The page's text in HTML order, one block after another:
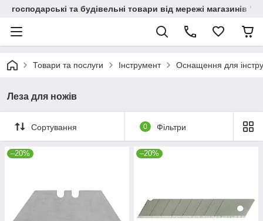
господарські та будівельні товари від мережі магазинів
Товари та послуги Інструмент Оснащення для
Леза для ножів
Сортування 0 Фільтри
–20% –20%